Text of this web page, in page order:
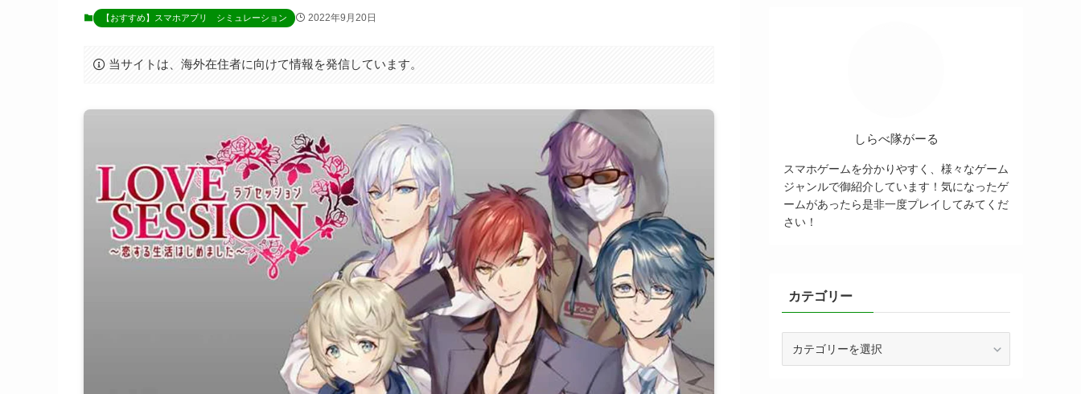
【おすすめ】スマホアプリ シミュレーション 2022年9月20日
当サイトは、海外在住者に向けて情報を発信しています。
しらべ隊がーる
スマホゲームを分かりやすく、様々なゲーム
ジャンルで御紹介しています！気になったゲ
ームがあったら是非一度プレイしてみてくだ
さい！
カテゴリー